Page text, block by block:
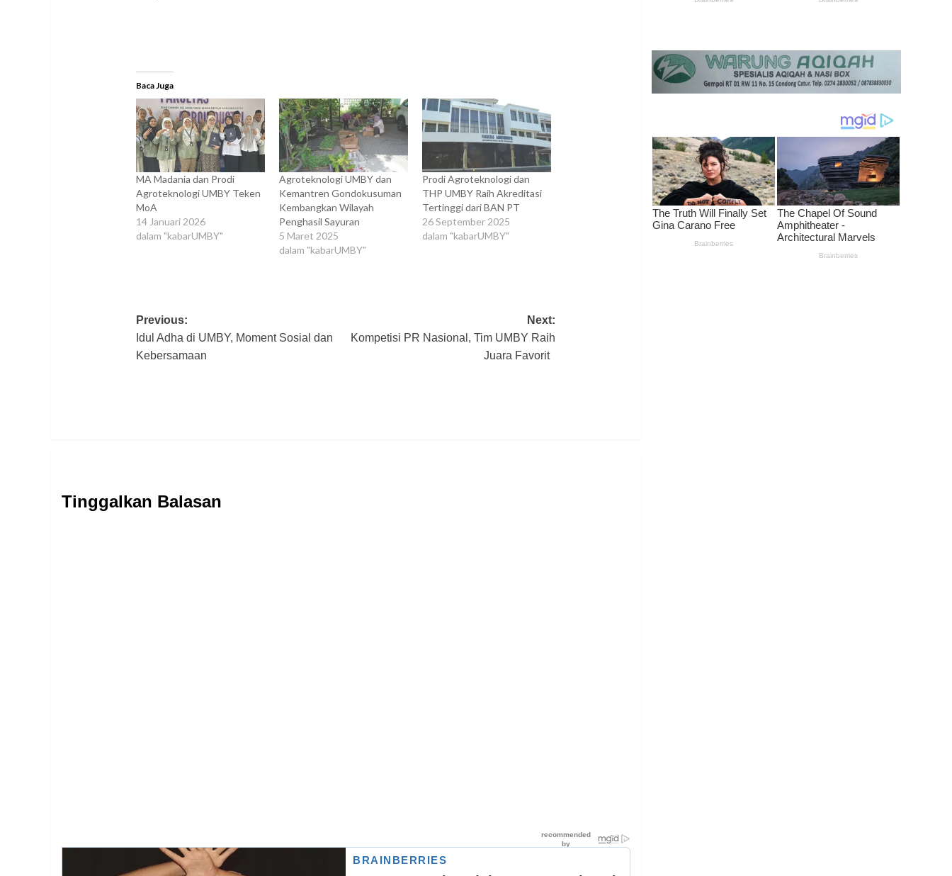
Baca Juga
MA Madania dan Prodi
Agroteknologi UMBY Teken
MoA
14 Januari 2026
dalam "kabarUMBY"
Agroteknologi UMBY dan
Kemantren Gondokusuman
Kembangkan Wilayah
Penghasil Sayuran
5 Maret 2025
dalam "kabarUMBY"
Prodi Agroteknologi dan
THP UMBY Raih Akreditasi
Tertinggi dari BAN PT
26 September 2025
dalam "kabarUMBY"
Post
navigation
Previous:
Idul Adha di UMBY, Moment Sosial dan
Kebersamaan
Next:
Kompetisi PR Nasional, Tim UMBY Raih
Juara Favorit
Tinggalkan Balasan